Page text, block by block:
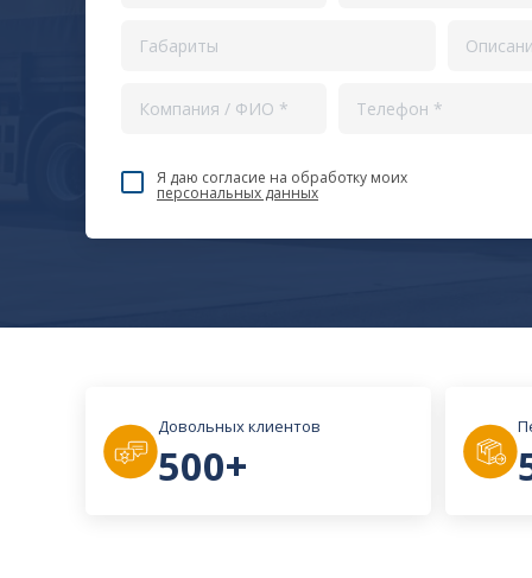
Прямые договоры с океанскими и
Экспедирование в порту, вывоз контейнеров
Я даю согласие на обработку моих
персональных данных
Довольных клиентов
500+